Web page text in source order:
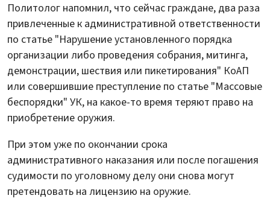
Политолог напомнил, что сейчас граждане, два раза
привлеченные к административной ответственности
по статье "Нарушение установленного порядка
организации либо проведения собрания, митинга,
демонстрации, шествия или пикетирования" КоАП
или совершившие преступление по статье "Массовые
беспорядки" УК, на какое-то время теряют право на
приобретение оружия.
При этом уже по окончании срока
административного наказания или после погашения
судимости по уголовному делу они снова могут
претендовать на лицензию на оружие.